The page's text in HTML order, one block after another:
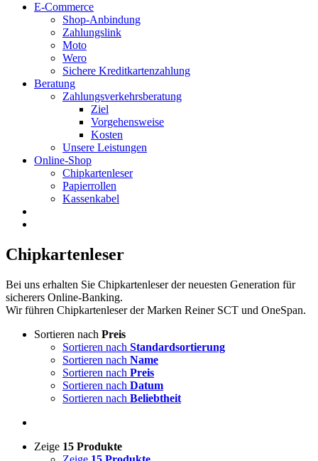
E-Commerce
Shop-Anbindung
Zahlungslink
Moto
Wero
Sichere Kreditkartenzahlung
Beratung
Zahlungsverkehrsberatung
Ziel
Vorgehensweise
Kosten
Unsere Leistungen
Online-Shop
Chipkartenleser
Papierrollen
Kassenkabel
Chipkartenleser
Bei uns erhalten Sie Chipkartenleser der neuesten Generation für
sicherers Online-Banking.
Wir führen Chipkartenleser der Marken Reiner SCT und OneSpan.
Sortieren nach Preis
Sortieren nach Standardsortierung
Sortieren nach Name
Sortieren nach Preis
Sortieren nach Datum
Sortieren nach Beliebtheit
Zeige 15 Produkte